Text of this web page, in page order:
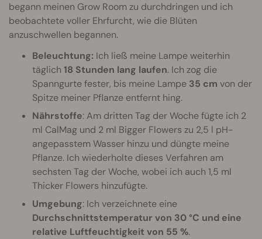
begann meinen Grow Room zu durchdringen und ich
beobachtete voller Ehrfurcht, wie die Blüten
anzuschwellen begannen.
Beleuchtung: Ich ließ meine Lampe weiterhin
täglich 18 Stunden lang laufen. Ich zog die
Spanngurte fester, bis meine Lampe 35 cm von der
Spitze meiner Pflanze entfernt hing.
Nährstoffe: Am dritten Tag der Woche fügte ich 2
ml CalMag und 2 ml Bigger Flowers zu 2,5 l pH-
angepasstem Wasser hinzu und düngte meine
Pflanze. Ich wiederholte dieses Verfahren am
sechsten Tag der Woche, wobei ich auch 1,5 ml
Thicker Flowers hinzufügte.
Umgebung: Ich verzeichnete eine
Durchschnittstemperatur von 30 °C und eine
relative Luftfeuchtigkeit von 55 %.